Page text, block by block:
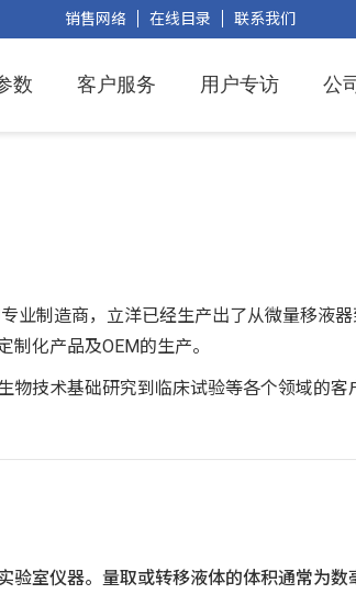
销售网络 在线目录 联系我们
数 客户服务 用户专访 公
业制造商，立洋已经生产出了从微量移液器
化产品及OEM的生产。
技术基础研究到临床试验等各个领域的客
室仪器。量取或转移液体的体积通常为数